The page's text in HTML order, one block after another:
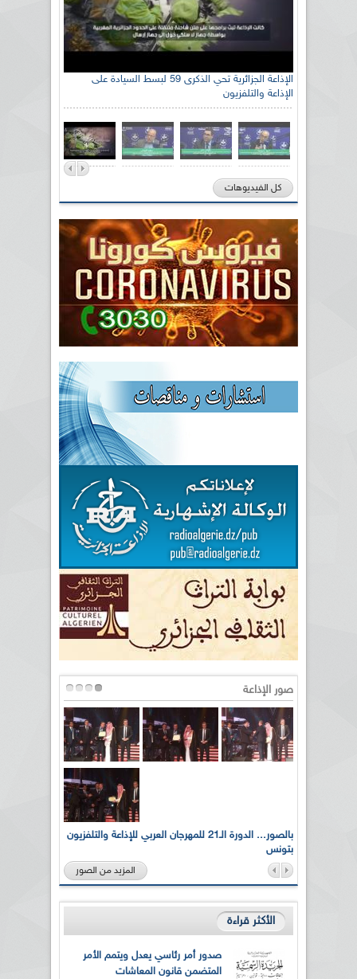
الإذاعة الجزائرية تحي الذكرى 59 لبسط السيادة على
الإذاعة والتلفزيون
كل الفيديوهات
صور الإذاعة
بالصور... الدورة الـ21 للمهرجان العربي للإذاعة والتلفزيون
بتونس
المزيد من الصور
الأكثر قراءة
صدور أمر رئاسي يعدل ويتمم الأمر
المتضمن قانون المعاشات